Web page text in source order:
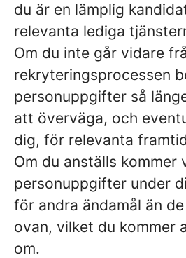
du är en lämplig
relevanta lediga
Om du inte går vidare
rekryteringsprocessen
personuppgifter så
att överväga, och
dig, för relevanta
Om du anställs kommer
personuppgifter under
för andra ändamål än
ovan, vilket du kommer
om.